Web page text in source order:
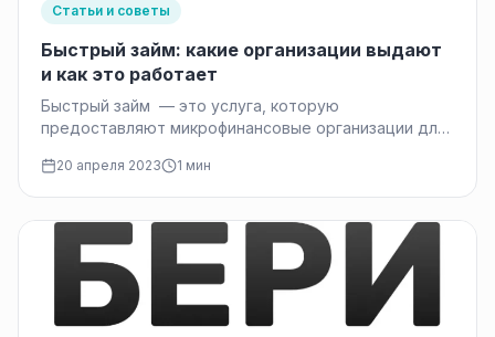
Статьи и советы
Быстрый займ: какие организации выдают
и как это работает
Быстрый займ — это услуга, которую
предоставляют микрофинансовые организации для
короткий период времени.…
20 апреля 2023 1 мин